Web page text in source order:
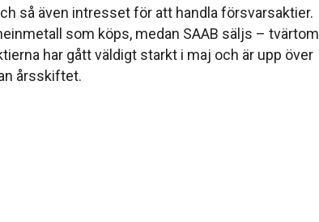
så även intresset för att handla försvarsaktier.
som köps, medan SAAB säljs – tvärtom
har gått väldigt starkt i maj och är upp över
årsskiftet.